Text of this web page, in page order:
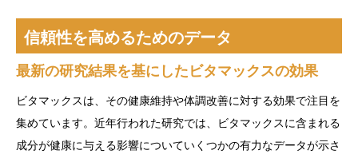
信頼性を高めるためのデータ
最新の研究結果を基にしたビタマックスの効果
ビタマックスは、その健康維持や体調改善に対する効果で注目を
集めています。近年行われた研究では、ビタマックスに含まれる
成分が健康に与える影響についていくつかの有力なデータが示さ